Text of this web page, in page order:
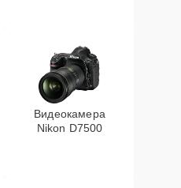
Видеокамера
Nikon D7500